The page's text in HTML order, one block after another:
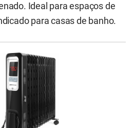
Ideal para espaços de
para casas de banho.